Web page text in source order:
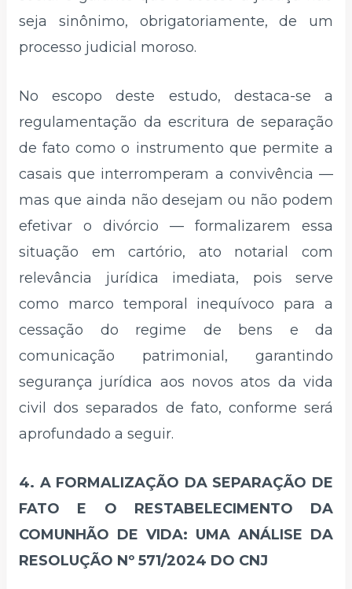
seja sinônimo, obrigatoriamente, de um
processo judicial moroso.
No escopo deste estudo, destaca-se a
regulamentação da escritura de separação
de fato como o instrumento que permite a
casais que interromperam a convivência —
mas que ainda não desejam ou não podem
efetivar o divórcio — formalizarem essa
situação em cartório, ato notarial com
relevância jurídica imediata, pois serve
como marco temporal inequívoco para a
cessação do regime de bens e da
comunicação patrimonial, garantindo
segurança jurídica aos novos atos da vida
civil dos separados de fato, conforme será
aprofundado a seguir.
4. A FORMALIZAÇÃO DA SEPARAÇÃO DE
FATO E O RESTABELECIMENTO DA
COMUNHÃO DE VIDA: UMA ANÁLISE DA
RESOLUÇÃO Nº 571/2024 DO CNJ